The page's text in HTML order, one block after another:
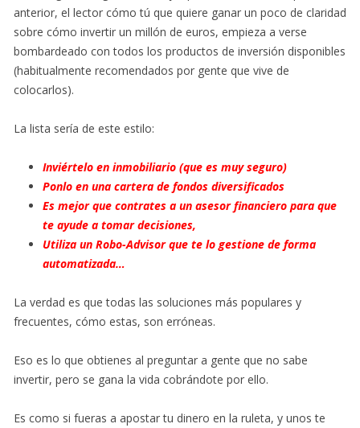
anterior, el lector cómo tú que quiere ganar un poco de claridad
sobre cómo invertir un millón de euros, empieza a verse
bombardeado con todos los productos de inversión disponibles
(habitualmente recomendados por gente que vive de
colocarlos).
La lista sería de este estilo:
Inviértelo en inmobiliario (que es muy seguro)
Ponlo en una cartera de fondos diversificados
Es mejor que contrates a un asesor financiero para que
te ayude a tomar decisiones,
Utiliza un Robo-Advisor que te lo gestione de forma
automatizada…
La verdad es que todas las soluciones más populares y
frecuentes, cómo estas, son erróneas.
Eso es lo que obtienes al preguntar a gente que no sabe
invertir, pero se gana la vida cobrándote por ello.
Es como si fueras a apostar tu dinero en la ruleta, y unos te